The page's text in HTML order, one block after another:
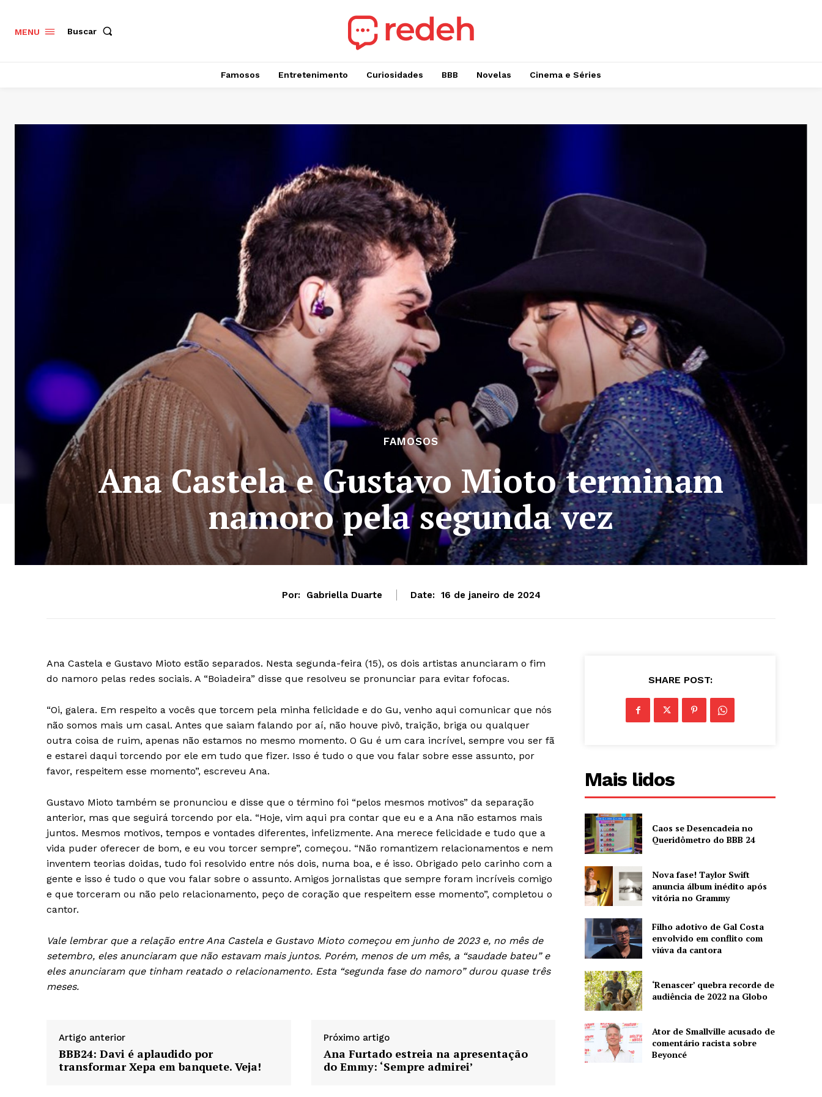
MENU Buscar
Famosos Entretenimento Curiosidades BBB Novelas Cinema e Séries
FAMOSOS
Ana Castela e Gustavo Mioto terminam
namoro pela segunda vez
Por: Gabriella Duarte Date: 16 de janeiro de 2024
Ana Castela e Gustavo Mioto estão separados. Nesta segunda-feira (15), os dois artistas anunciaram o fim
do namoro pelas redes sociais. A “Boiadeira” disse que resolveu se pronunciar para evitar fofocas.
“Oi, galera. Em respeito a vocês que torcem pela minha felicidade e do Gu, venho aqui comunicar que nós
não somos mais um casal. Antes que saiam falando por aí, não houve pivô, traição, briga ou qualquer
outra coisa de ruim, apenas não estamos no mesmo momento. O Gu é um cara incrível, sempre vou ser fã
e estarei daqui torcendo por ele em tudo que fizer. Isso é tudo o que vou falar sobre esse assunto, por
favor, respeitem esse momento”, escreveu Ana.
Gustavo Mioto também se pronunciou e disse que o término foi “pelos mesmos motivos” da separação
anterior, mas que seguirá torcendo por ela. “Hoje, vim aqui pra contar que eu e a Ana não estamos mais
juntos. Mesmos motivos, tempos e vontades diferentes, infelizmente. Ana merece felicidade e tudo que a
vida puder oferecer de bom, e eu vou torcer sempre”, começou. “Não romantizem relacionamentos e nem
inventem teorias doidas, tudo foi resolvido entre nós dois, numa boa, e é isso. Obrigado pelo carinho com a
gente e isso é tudo o que vou falar sobre o assunto. Amigos jornalistas que sempre foram incríveis comigo
e que torceram ou não pelo relacionamento, peço de coração que respeitem esse momento”, completou o
cantor.
Vale lembrar que a relação entre Ana Castela e Gustavo Mioto começou em junho de 2023 e, no mês de
setembro, eles anunciaram que não estavam mais juntos. Porém, menos de um mês, a “saudade bateu” e
eles anunciaram que tinham reatado o relacionamento. Esta “segunda fase do namoro” durou quase três
meses.
Artigo anterior
BBB24: Davi é aplaudido por
transformar Xepa em banquete. Veja!
Próximo artigo
Ana Furtado estreia na apresentação
do Emmy: ‘Sempre admirei’
SHARE POST:
Mais lidos
Caos se Desencadeia no
Queridômetro do BBB 24
Nova fase! Taylor Swift
anuncia álbum inédito após
vitória no Grammy
Filho adotivo de Gal Costa
envolvido em conflito com
viúva da cantora
‘Renascer’ quebra recorde de
audiência de 2022 na Globo
Ator de Smallville acusado de
comentário racista sobre
Beyoncé